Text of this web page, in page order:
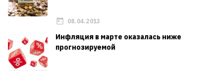
08.04.2013
Инфляция в марте оказалась ниже
прогнозируемой